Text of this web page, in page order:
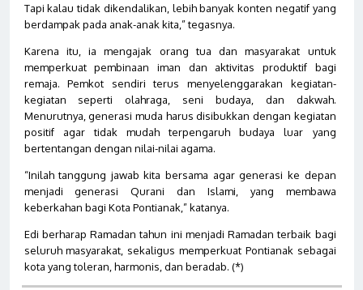
Tapi kalau tidak dikendalikan, lebih banyak konten negatif yang
berdampak pada anak-anak kita,” tegasnya.
Karena itu, ia mengajak orang tua dan masyarakat untuk
memperkuat pembinaan iman dan aktivitas produktif bagi
remaja. Pemkot sendiri terus menyelenggarakan kegiatan-
kegiatan seperti olahraga, seni budaya, dan dakwah.
Menurutnya, generasi muda harus disibukkan dengan kegiatan
positif agar tidak mudah terpengaruh budaya luar yang
bertentangan dengan nilai-nilai agama.
“Inilah tanggung jawab kita bersama agar generasi ke depan
menjadi generasi Qurani dan Islami, yang membawa
keberkahan bagi Kota Pontianak,” katanya.
Edi berharap Ramadan tahun ini menjadi Ramadan terbaik bagi
seluruh masyarakat, sekaligus memperkuat Pontianak sebagai
kota yang toleran, harmonis, dan beradab. (*)